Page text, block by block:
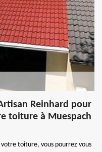
Reinhard pour
toiture à Muespach
toiture, vous pourrez vous